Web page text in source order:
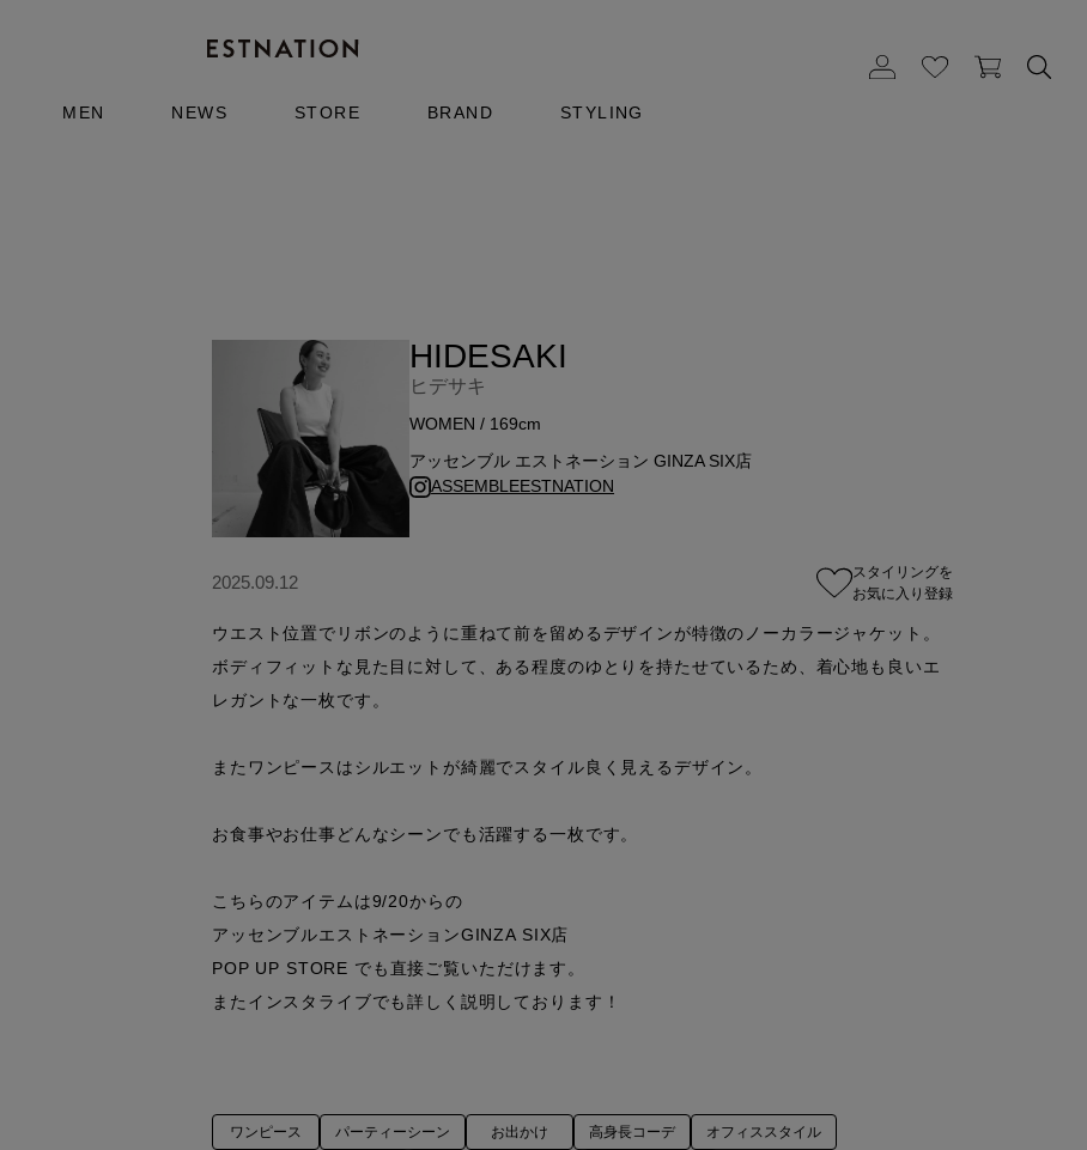
MEN NEWS STORE BRAND STYLING
HIDESAKI
ヒデサキ
WOMEN / 169cm
アッセンブル エストネーション GINZA SIX店
ASSEMBLEESTNATION
スタイリングを
お気に入り登録
2025.09.12
ウエスト位置でリボンのように重ねて前を留めるデザインが特徴のノーカラージャケット。
ボディフィットな見た目に対して、ある程度のゆとりを持たせているため、着心地も良いエ
レガントな一枚です。
またワンピースはシルエットが綺麗でスタイル良く見えるデザイン。
お食事やお仕事どんなシーンでも活躍する一枚です。
こちらのアイテムは9/20からの
アッセンブルエストネーションGINZA SIX店
POP UP STORE でも直接ご覧いただけます。
またインスタライブでも詳しく説明しております！
ワンピース パーティーシーン お出かけ 高身長コーデ オフィススタイル